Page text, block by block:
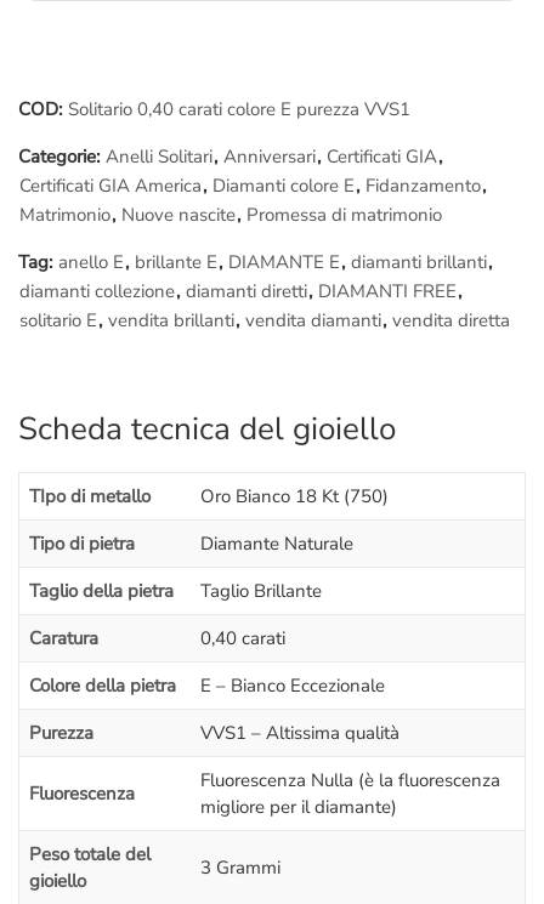
anche assistere in diretta alle fasi della lavorazione del tuo
gioiello: siedi di fianco alMaestro orafoincaricato del tuo
lavoro, lo seguirai passo passo nelle fasi dellalavorazione
spiegherà tutto, sarà un’esperienza indimenticabile.
fotografare e filmare
materiale fotografico al tuo
lo renderà senza dubbio
Raggiungerci è facilissimo:
Piazza di Spagna
comodamente alla
stazione Terminie da lì prendere la metro
linea A e scendere dopo sole 3 fermate a
ritorno in giornata” e assistono in diretta alla lavorazione del
proprio
per chiunque, non solo per chi vive a
mondo del diamante:
vedrai dal vivo le differenze di colore,
purezza, simmetria, taglio, caratura
Luster e BGM
microscopio; una spiegazione semplificata ma dettagliata sul
nelle condizioni di
fare una scelta più consapevole
L’appuntamento è ovviamente senza impegno,
COD: Solitario 0,40 carati colore E purezza VVS1
Categorie: Anelli Solitari, Anniversari, Certificati GIA,
Certificati GIA America, Diamanti colore E, Fidanzamento,
Matrimonio, Nuove nascite, Promessa di matrimonio
Tag: anello E, brillante E, DIAMANTE E, diamanti brillanti,
diamanti collezione, diamanti diretti, DIAMANTI FREE,
solitario E, vendita brillanti, vendita diamanti, vendita diretta
Scheda tecnica del gioiello
TIpo di metallo
Oro Bianco 18 Kt (750)
Tipo di pietra
Diamante Naturale
Taglio della pietra
Taglio Brillante
Caratura
0,40 carati
Colore della pietra
E – Bianco Eccezionale
Purezza
VVS1 – Altissima qualità
Fluorescenza
Fluorescenza Nulla (è la fluorescenza
migliore per il diamante)
Peso totale del
gioiello
3 Grammi